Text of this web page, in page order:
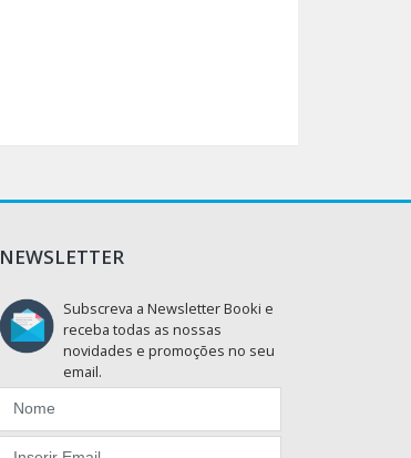
NEWSLETTER
Subscreva a Newsletter Booki e
receba todas as nossas
novidades e promoções no seu
email.